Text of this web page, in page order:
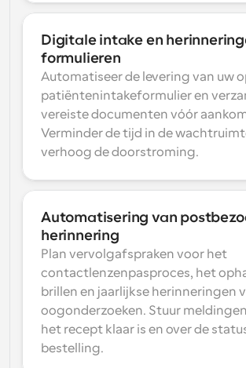
Digitale intake en
formulieren
Automatiseer de levering van uw
patiëntenintakeformulier en
vereiste documenten vóór
Verminder de tijd in de
verhoog de doorstroming.
Automatisering van
herinnering
Plan vervolgafspraken voor het
contactlenzenpasproces, het
brillen en jaarlijkse herinneringen
oogonderzoeken. Stuur
het recept klaar is en over de
bestelling.